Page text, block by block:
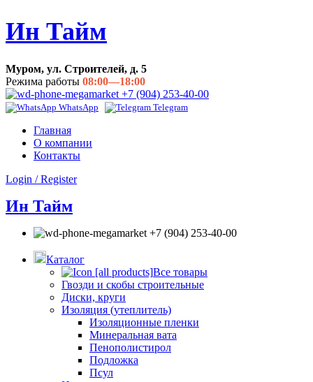
Ин Тайм
Муром, ул. Строителей, д. 5
Режима работы 08:00—18:00
+7 (904) 253-40-00
WhatsApp Telegram
Главная
О компании
Контакты
Login / Register
Ин Тайм
+7 (904) 253-40-00
Каталог
Все товары
Гвозди и скобы строительные
Диски, круги
Изоляция (утеплитель)
Изоляционные пленки
Минеральная вата
Пенополистирол
Подложка
Псул